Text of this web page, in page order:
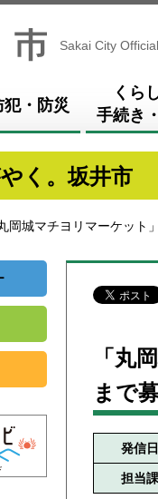
Sakai City
犯・防災
くら
手続き
く。坂井市
岡城マチヨリマーケット
「丸
まで
発信日
担当課